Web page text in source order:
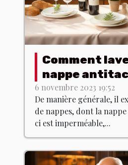
Comment
nappe
6 novembre 2023 19:52
De manière générale, il
de nappes, dont la
ci est imperméable,...